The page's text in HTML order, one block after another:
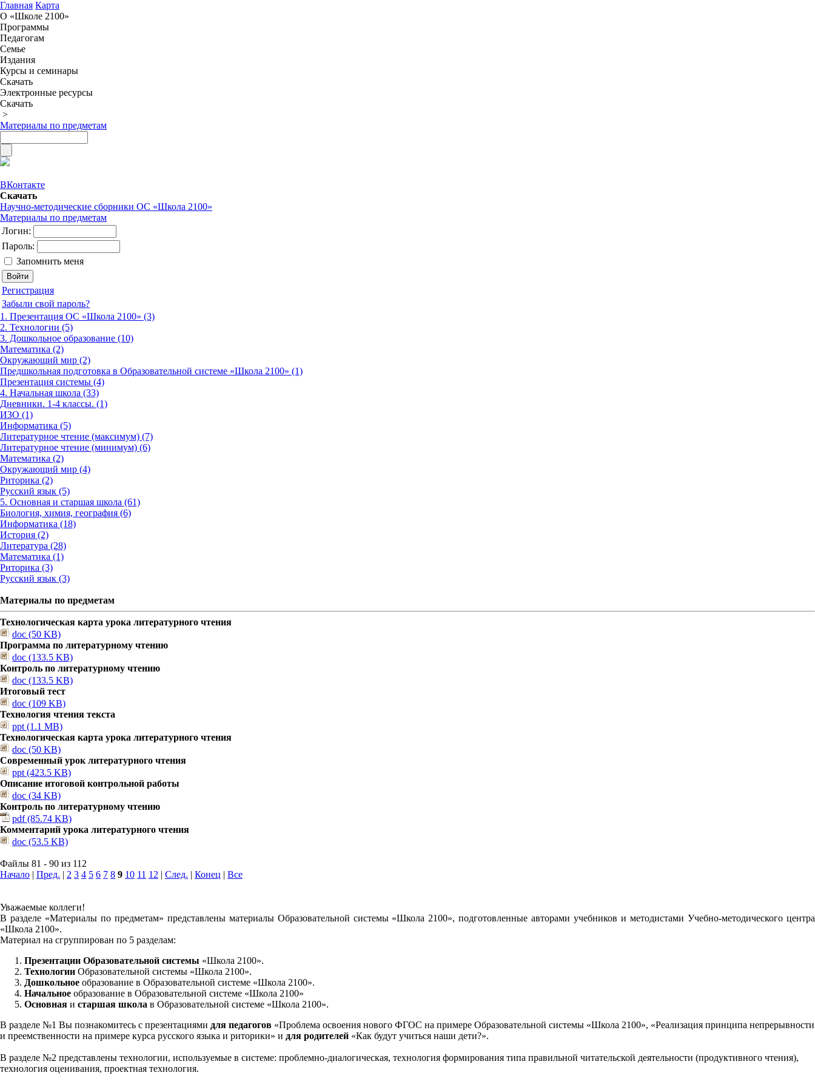
Главная Карта
О «Школе 2100»
Программы
Педагогам
Семье
Издания
Курсы и семинары
Скачать
Электронные ресурсы
Скачать
>
Материалы по предметам
ВКонтакте
Скачать
Научно-методические сборники ОС «Школа 2100»
Материалы по предметам
Логин:
Пароль:
Запомнить меня
Регистрация
Забыли свой пароль?
1. Презентация ОС «Школа 2100» (3)
2. Технологии (5)
3. Дошкольное образование (10)
Математика (2)
Окружающий мир (2)
Предшкольная подготовка в Образовательной системе «Школа 2100» (1)
Презентация системы (4)
4. Начальная школа (33)
Дневники. 1-4 классы. (1)
ИЗО (1)
Информатика (5)
Литературное чтение (максимум) (7)
Литературное чтение (минимум) (6)
Математика (2)
Окружающий мир (4)
Риторика (2)
Русский язык (5)
5. Основная и старшая школа (61)
Биология, химия, география (6)
Информатика (18)
История (2)
Литература (28)
Математика (1)
Риторика (3)
Русский язык (3)
Материалы по предметам
Технологическая карта урока литературного чтения
doc (50 KB)
Программа по литературному чтению
doc (133.5 KB)
Контроль по литературному чтению
doc (133.5 KB)
Итоговый тест
doc (109 KB)
Технология чтения текста
ppt (1.1 MB)
Технологическая карта урока литературного чтения
doc (50 KB)
Современный урок литературного чтения
ppt (423.5 KB)
Описание итоговой контрольной работы
doc (34 KB)
Контроль по литературному чтению
pdf (85.74 KB)
Комментарий урока литературного чтения
doc (53.5 KB)
Файлы 81 - 90 из 112
Начало | Пред. | 2 3 4 5 6 7 8 9 10 11 12 | След. | Конец | Все
Уважаемые коллеги!
В разделе «Материалы по предметам» представлены материалы Образовательной системы «Школа 2100», подготовленные авторами учебников и методистами Учебно-методического центра
«Школа 2100».
Материал на сгруппирован по 5 разделам:
Презентации Образовательной системы «Школа 2100».
Технологии Образовательной системы «Школа 2100».
Дошкольное образование в Образовательной системе «Школа 2100».
Начальное образование в Образовательной системе «Школа 2100»
Основная и старшая школа в Образовательной системе «Школа 2100».
В разделе №1 Вы познакомитесь с презентациями для педагогов «Проблема освоения нового ФГОС на примере Образовательной системы «Школа 2100», «Реализация принципа непрерывности
и преемственности на примере курса русского языка и риторики» и для родителей «Как будут учиться наши дети?».
В разделе №2 представлены технологии, используемые в системе: проблемно-диалогическая, технология формирования типа правильной читательской деятельности (продуктивного чтения),
технология оценивания, проектная технология.